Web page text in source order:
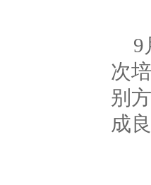
9
次
别
成